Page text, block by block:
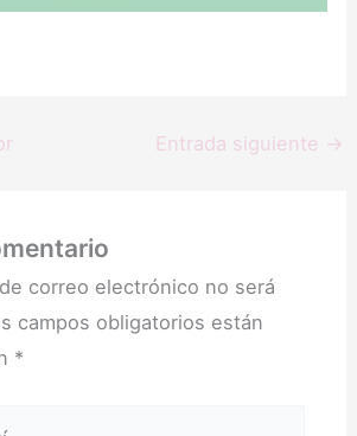
Entrada siguiente →
correo electrónico no será
campos obligatorios están
*